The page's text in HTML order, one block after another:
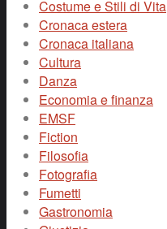
Costume e Stili di Vita
Cronaca estera
Cronaca italiana
Cultura
Danza
Economia e finanza
EMSF
Fiction
Filosofia
Fotografia
Fumetti
Gastronomia